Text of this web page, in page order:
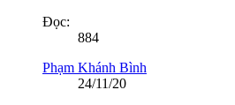
Đọc:
884
Phạm Khánh Bình
24/11/20